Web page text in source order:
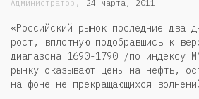
Администратор 24 марта, 2011
«Российский рынок последние два
рост, вплотную подобравшись к
диапазона 1690-1790 /по индексу
рынку оказывают цены на нефть,
на фоне не прекращающихся